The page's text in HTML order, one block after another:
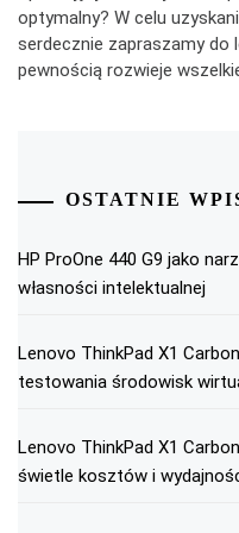
optymalny? W celu
serdecznie zapraszamy do
pewnością rozwieje
OSTATNIE
HP ProOne 440 G9 jako
własności intelektualnej
Lenovo ThinkPad X1
testowania środowisk
Lenovo ThinkPad X1
świetle kosztów i